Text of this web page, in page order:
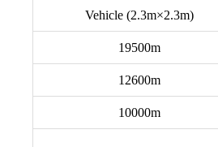
Vehicle (2.3m×2.3m)
19500m
12600m
10000m